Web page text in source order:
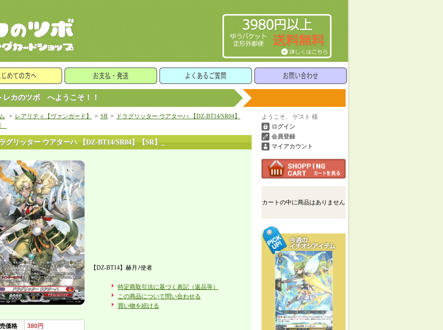
カのツボ へようこそ！！
> レアリティ【ヴァンガード】 > SR >
ドラグリッター ウアターハ 【DZ-BT14/SR04】
グリッター ウアターハ 【DZ-BT14/SR04】【SR】_
価格
380円
【DZ-BT14】赫月ﾉ使者
特定商取引法に基づく表記（返品等）
この商品について問い合わせる
買い物を続ける
ようこそ、 ゲスト 様
ログイン
会員登録
マイアカウント
カートの中に商品はありません